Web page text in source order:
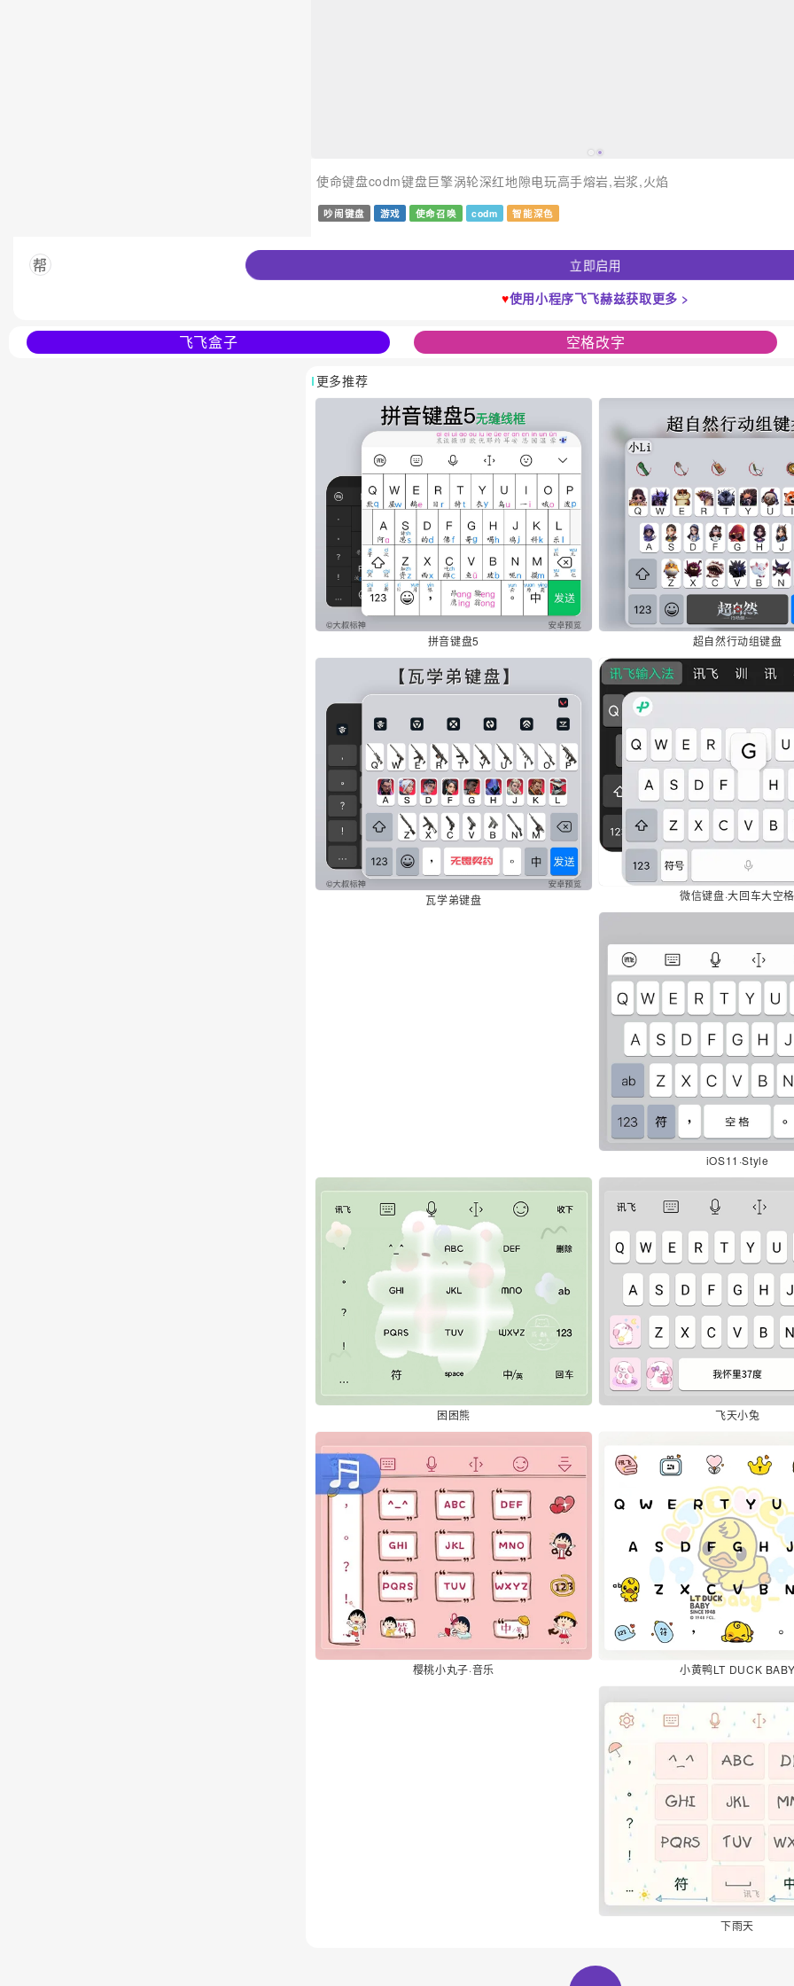
使命键盘codm键盘巨擎涡轮深红地隙电玩高手熔岩,岩浆,火焰
吵闹键盘 游戏 使命召唤 codm 智能深色
帮 立即启用
♥使用小程序飞飞赫兹获取更多 >
飞飞盒子 空格改字
更多推荐
拼音键盘5 超自然行动组键盘
瓦学弟键盘 微信键盘·大回车大空
iOS11·Style
困困熊 飞天小兔
樱桃小丸子·音乐 小黄鸭LT DUCK
下雨天